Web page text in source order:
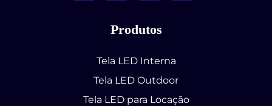
Produtos
Tela LED Interna
Tela LED Outdoor
Tela LED para Locação